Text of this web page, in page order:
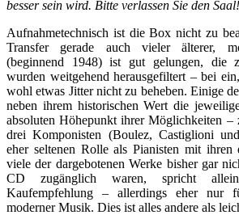
besser sein wird. Bitte verlassen Sie den
Aufnahmetechnisch ist die Box nicht zu
Transfer gerade auch vieler älterer,
(beginnend 1948) ist gut gelungen, die
wurden weitgehend herausgefiltert – bei
wohl etwas Jitter nicht zu beheben. Einige
neben ihrem historischen Wert die
absoluten Höhepunkt ihrer Möglichkeiten –
drei Komponisten (Boulez, Castiglioni
eher seltenen Rolle als Pianisten mit ihren
viele der dargebotenen Werke bisher gar
CD zugänglich waren, spricht
Kaufempfehlung – allerdings eher nur
moderner Musik. Dies ist alles andere als